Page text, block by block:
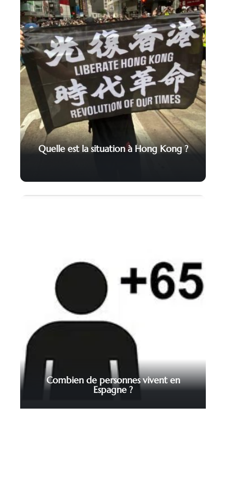
Quelle est la situation à Hong Kong ?
Combien de personnes vivent en
Espagne ?